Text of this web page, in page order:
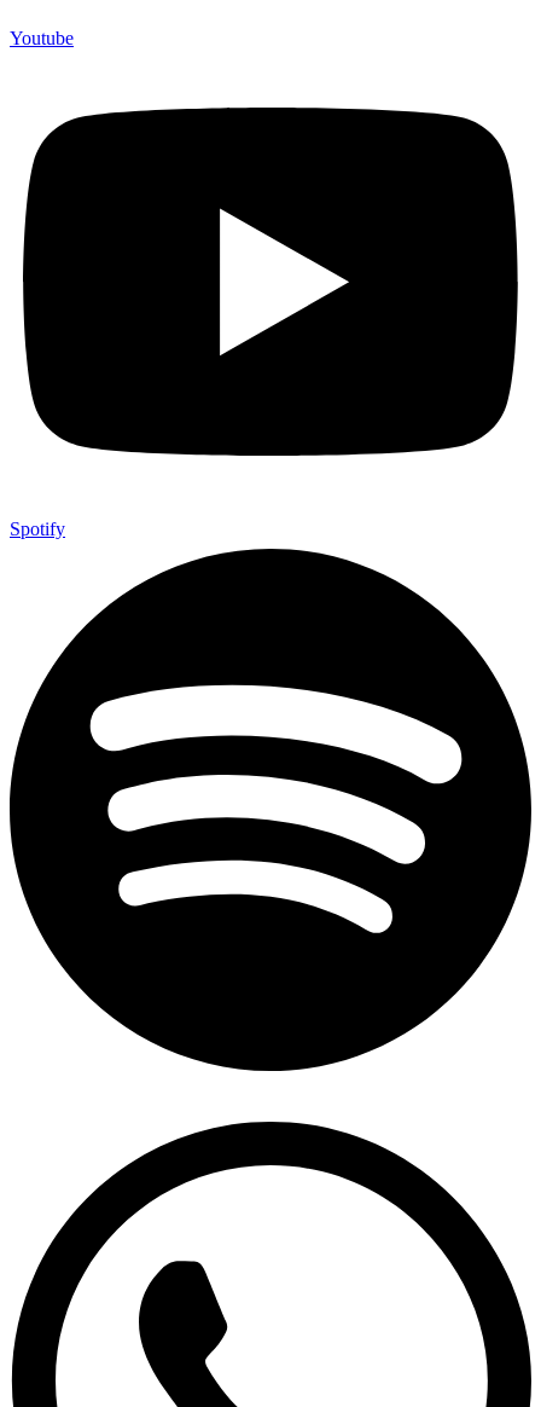
Youtube
Spotify